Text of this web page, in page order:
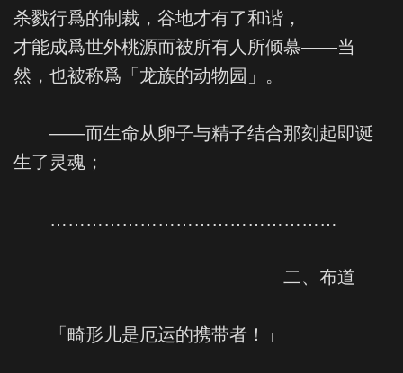
杀戮行爲的制裁，谷地才有了和谐，
才能成爲世外桃源而被所有人所倾慕——当
然，也被称爲「龙族的动物园」。
——而生命从卵子与精子结合那刻起即诞
生了灵魂；
…………………………………………
二、布道
「畸形儿是厄运的携带者！」